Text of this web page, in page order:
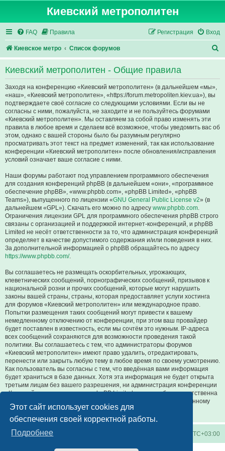
Этот сайт использует cookies для
обеспечения своей корректной работы.
Подробнее
Киевский метрополитен
FAQ Правила Вход
Регистрация
Киевское метро Список форумов
о
Киевский метрополитен - Общие правила
Заходя на конференцию «Киевский метрополитен» (в дальнейшем «мы»,
«наш», «Киевский метрополитен», «https://forum.metropoliten.kiev.ua»), вы
подтверждаете своё согласие со следующими условиями. Если вы не
согласны с ними, пожалуйста, не заходите и не пользуйтесь форумами
«Киевский метрополитен». Мы оставляем за собой право изменять эти
правила в любое время и сделаем всё возможное, чтобы уведомить вас об
этом, однако с вашей стороны было бы разумным регулярно
просматривать этот текст на предмет изменений, так как использование
конференции «Киевский метрополитен» после обновления/исправления
условий означает ваше согласие с ними.
Наши форумы работают под управлением программного обеспечения
для создания конференций phpBB (в дальнейшем «они», «программное
обеспечение phpBB», «www.phpbb.com», «phpBB Limited», «phpBB
Teams»), выпущенного по лицензии «GNU General Public License v2» (в
дальнейшем «GPL»). Скачать его можно по адресу www.phpbb.com.
Ограничения лицензии GPL для программного обеспечения phpBB строго
связаны с организацией и поддержкой интернет-конференций, и phpBB
Limited не несёт ответственности за то, что администрация конференций
определяет в качестве допустимого содержания и/или поведения в них.
За дополнительной информацией о phpBB обращайтесь по адресу
https://www.phpbb.com/.
Вы соглашаетесь не размещать оскорбительных, угрожающих,
клеветнических сообщений, порнографических сообщений, призывов к
национальной розни и прочих сообщений, которые могут нарушить
законы вашей страны, страны, которая предоставляет услуги хостинга
для форумов «Киевский метрополитен» или международное право.
Попытки размещения таких сообщений могут привести к вашему
немедленному отключению от конференции, при этом ваш провайдер
будет поставлен в известность, если мы сочтём это нужным. IP-адреса
всех сообщений сохраняются для возможности проведения такой
политики. Вы соглашаетесь с тем, что администраторы форумов
«Киевский метрополитен» имеют право удалить, отредактировать,
перенести или закрыть любую тему в любое время по своему усмотрению.
Как пользователь вы согласны с тем, что введённая вами информация
будет храниться в базе данных. Хотя эта информация не будет открыта
третьим лицам без вашего разрешения, ни администрация конференции
«Киевский метрополитен», ни phpBB Limited не может быть ответственна
за действия хакеров, которые могут привести к несанкционированному
доступу к ней.
Киевское метро UTC+03:00